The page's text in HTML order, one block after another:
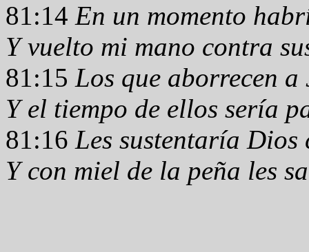
81:14 En un momento
Y vuelto mi mano contra
81:15 Los que aborrecen
Y el tiempo de ellos sería
81:16 Les sustentaría
Y con miel de la peña les